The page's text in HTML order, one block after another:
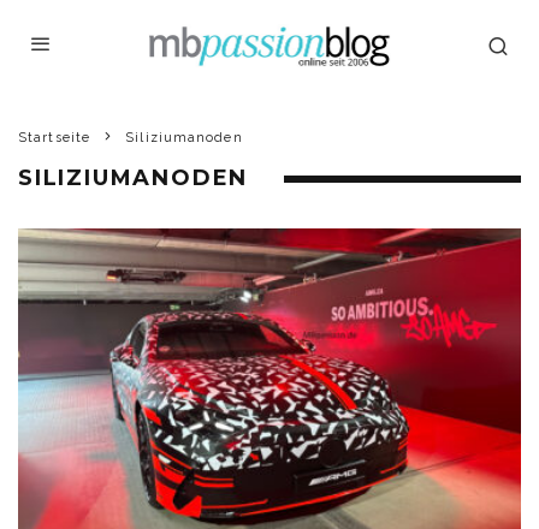
Startseite Siliziumanoden
SILIZIUMANODEN